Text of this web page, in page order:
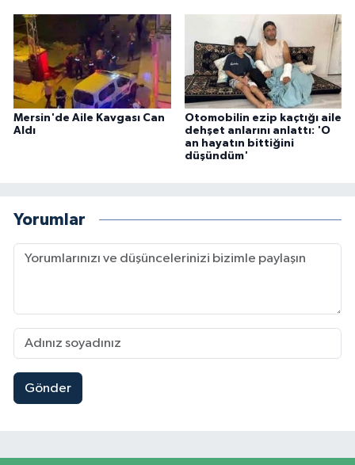
Mersin'de Aile Kavgası Can
Aldı
Otomobilin ezip kaçtığı aile
dehşet anlarını anlattı: 'O
an hayatın bittiğini
düşündüm'
Yorumlar
Gönder